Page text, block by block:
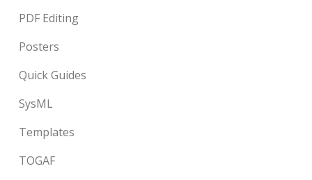
PDF Editing
Posters
Quick Guides
SysML
Templates
TOGAF